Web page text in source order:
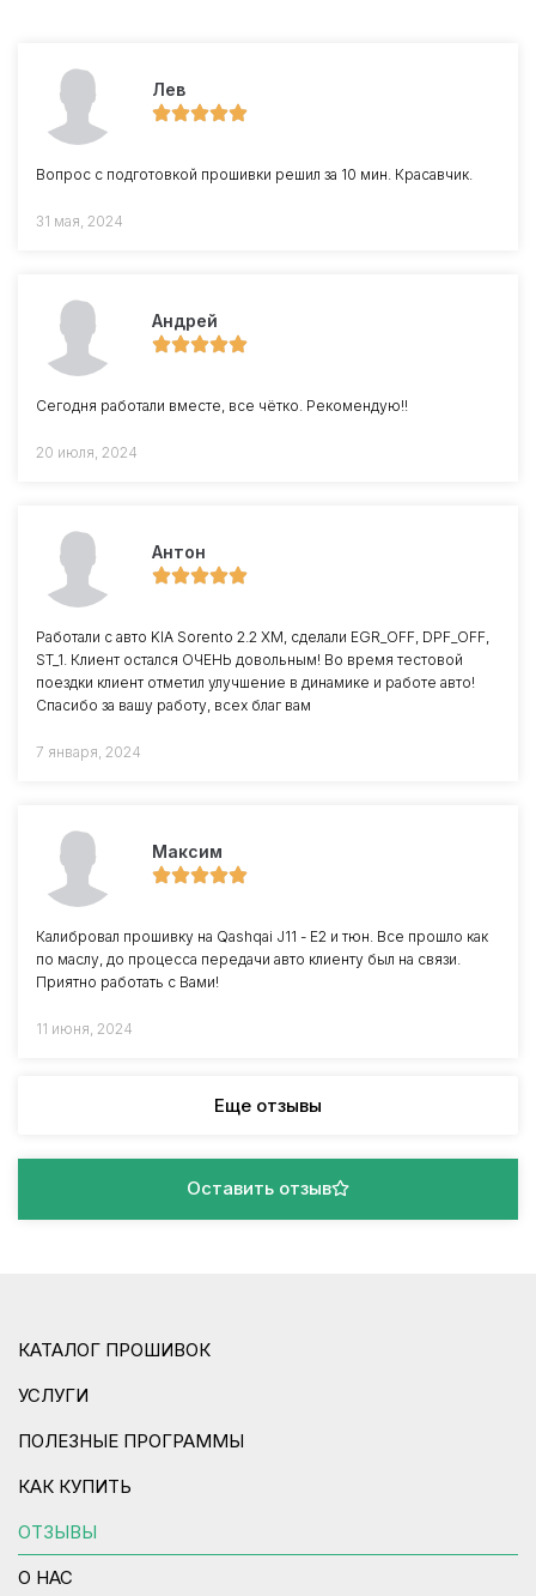
Лев
Вопрос с подготовкой прошивки решил за 10 мин. Красавчик.
31 мая, 2024
Андрей
Сегодня работали вместе, все чётко. Рекомендую!!
20 июля, 2024
Антон
Работали с авто KIA Sorento 2.2 XM, сделали EGR_OFF, DPF_OFF,
ST_1. Клиент остался ОЧЕНЬ довольным! Во время тестовой
поездки клиент отметил улучшение в динамике и работе авто!
Спасибо за вашу работу, всех благ вам
7 января, 2024
Максим
Калибровал прошивку на Qashqai J11 - Е2 и тюн. Все прошло как
по маслу, до процесса передачи авто клиенту был на связи.
Приятно работать с Вами!
11 июня, 2024
Еще отзывы
Оставить отзыв
КАТАЛОГ ПРОШИВОК
УСЛУГИ
ПОЛЕЗНЫЕ ПРОГРАММЫ
КАК КУПИТЬ
ОТЗЫВЫ
О НАС